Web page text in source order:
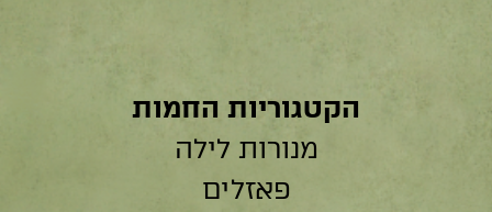
הקטגוריות החמות
מנורות לילה
פאזלים